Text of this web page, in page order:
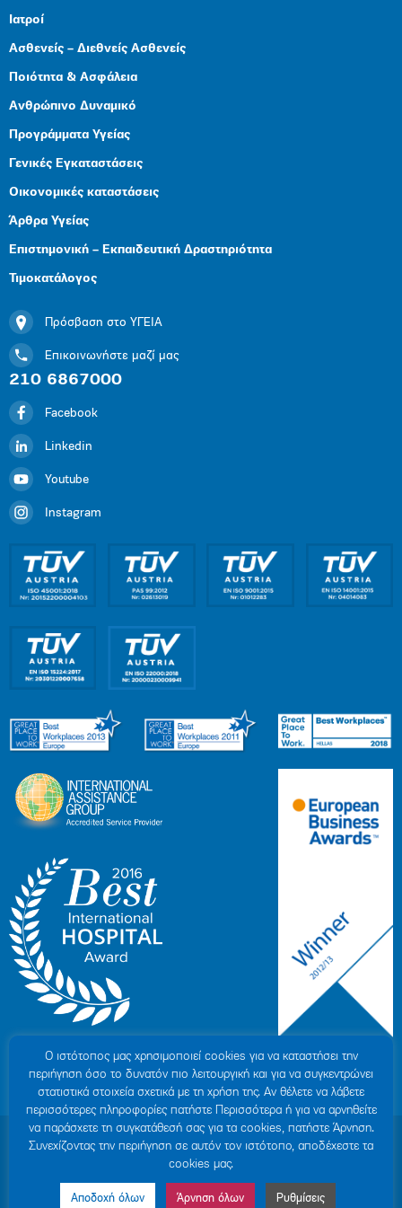
Ιατροί
Ασθενείς – Διεθνείς Ασθενείς
Ποιότητα & Ασφάλεια
Ανθρώπινο Δυναμικό
Προγράμματα Υγείας
Γενικές Εγκαταστάσεις
Οικονομικές καταστάσεις
Άρθρα Υγείας
Επιστημονική – Εκπαιδευτική Δραστηριότητα
Τιμοκατάλογος
Πρόσβαση στο ΥΓΕΙΑ
Επικοινωνήστε μαζί μας
210 6867000
Facebook
Linkedin
Youtube
Instagram
© 2007-2026 ΥΓΕΙΑ Μ.Α.Ε |
ΓΕΜΗ: 000279901000
Όροι Χρήσης
| Πολιτική Προστασίας Προσωπικών Δεδομένων
Δήλωση Απορρήτου
Ο ιστότοπoς μας χρησιμοποιεί cookies για να καταστήσει την
περιήγηση όσο το δυνατόν πιο λειτουργική και για να συγκεντρώνει
στατιστικά στοιχεία σχετικά με τη χρήση της. Αν θέλετε να λάβετε
περισσότερες πληροφορίες πατήστε Περισσότερα ή για να αρνηθείτε
να παράσχετε τη συγκατάθεσή σας για τα cookies, πατήστε Άρνηση.
Συνεχίζοντας την περιήγηση σε αυτόν τον ιστότοπο, αποδέχεστε τα
cookies μας.
Αποδοχή όλων Άρνηση όλων Ρυθμίσεις